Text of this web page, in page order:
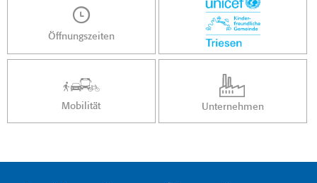
Öffnungszeiten
Mobilität Unternehmen